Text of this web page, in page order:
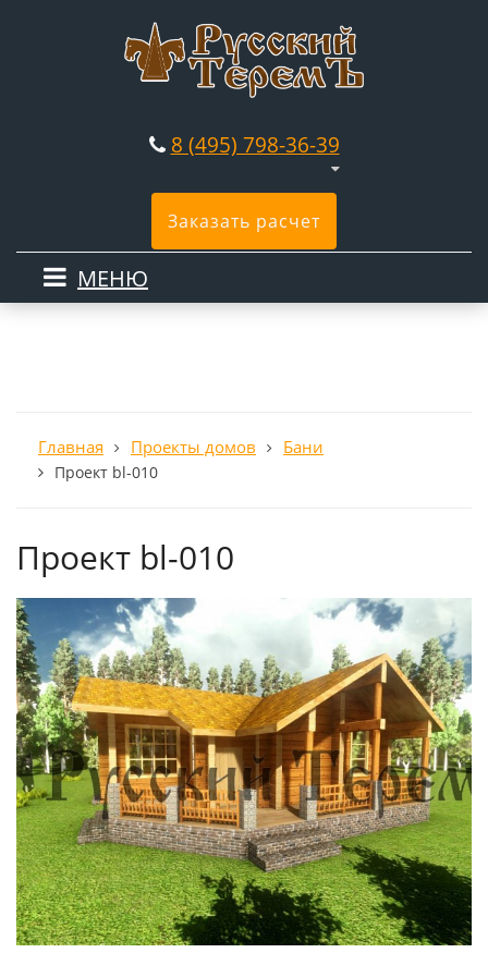
8 (495) 798-36-39
Заказать расчет
МЕНЮ
Главная Проекты домов Бани
Проект bl-010
Проект bl-010